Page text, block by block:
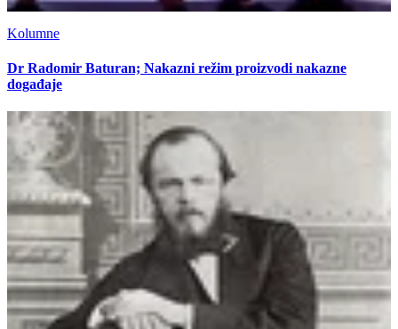
Kolumne
Dr Radomir Baturan; Nakazni režim proizvodi nakazne
događaje